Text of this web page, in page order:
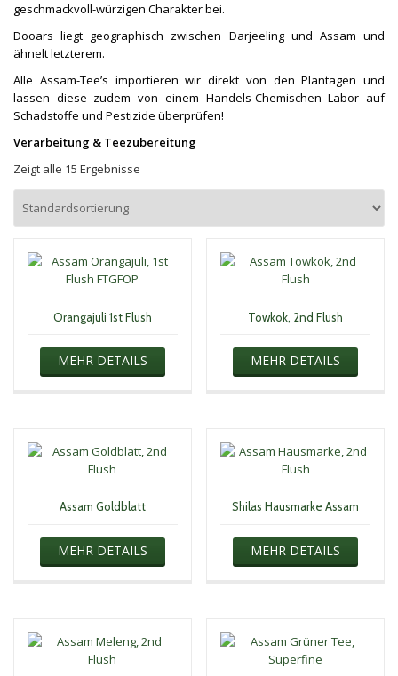
geschmackvoll-würzigen Charakter bei.
Dooars liegt geographisch zwischen Darjeeling und Assam und
ähnelt letzterem.
Alle Assam-Tee’s importieren wir direkt von den Plantagen und
lassen diese zudem von einem Handels-Chemischen Labor auf
Schadstoffe und Pestizide überprüfen!
Verarbeitung & Teezubereitung
Zeigt alle 15 Ergebnisse
Orangajuli 1st Flush
MEHR DETAILS
Towkok, 2nd Flush
MEHR DETAILS
Assam Goldblatt
MEHR DETAILS
Shilas Hausmarke Assam
MEHR DETAILS